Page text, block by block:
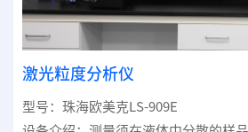
激光粒度分析仪
型号：珠海欧美克LS-909E